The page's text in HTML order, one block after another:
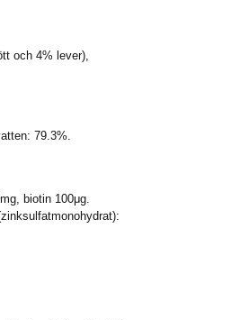
och 4% lever),
79.3%.
biotin 100μg.